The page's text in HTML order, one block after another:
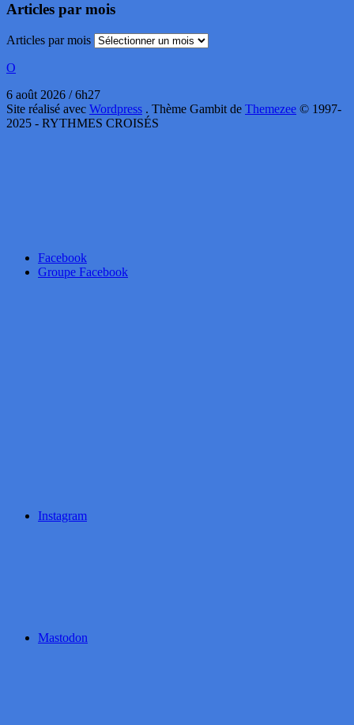
Articles par mois
Articles par mois
O
6 août 2026 / 6h27
Site réalisé avec Wordpress . Thème Gambit de Themezee © 1997-
2025 - RYTHMES CROISÉS
Facebook
Groupe Facebook
Instagram
Mastodon